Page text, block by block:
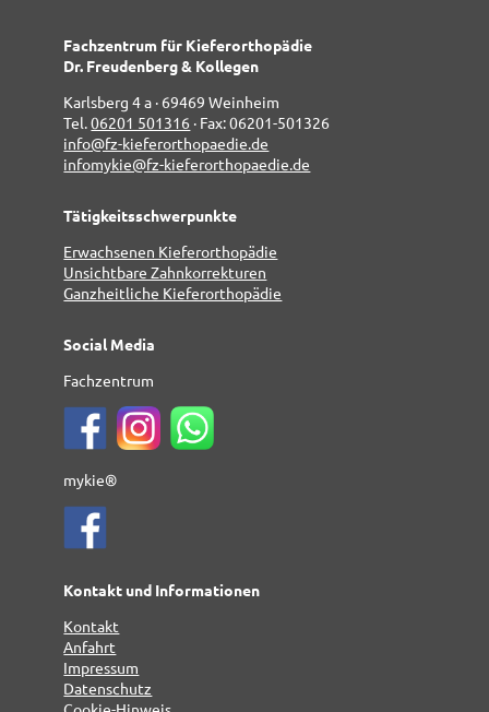
Fachzentrum für Kieferorthopädie
Dr. Freudenberg & Kollegen
Karlsberg 4 a · 69469 Weinheim
Tel.06201 501316 · Fax: 06201-501326
info@fz-kieferorthopaedie.de
infomykie@fz-kieferorthopaedie.de
Tätigkeitsschwerpunkte
Erwachsenen Kieferorthopädie
Unsichtbare Zahnkorrekturen
Ganzheitliche Kieferorthopädie
Social Media
Fachzentrum
mykie®
Kontakt und Informationen
Kontakt
Anfahrt
Impressum
Datenschutz